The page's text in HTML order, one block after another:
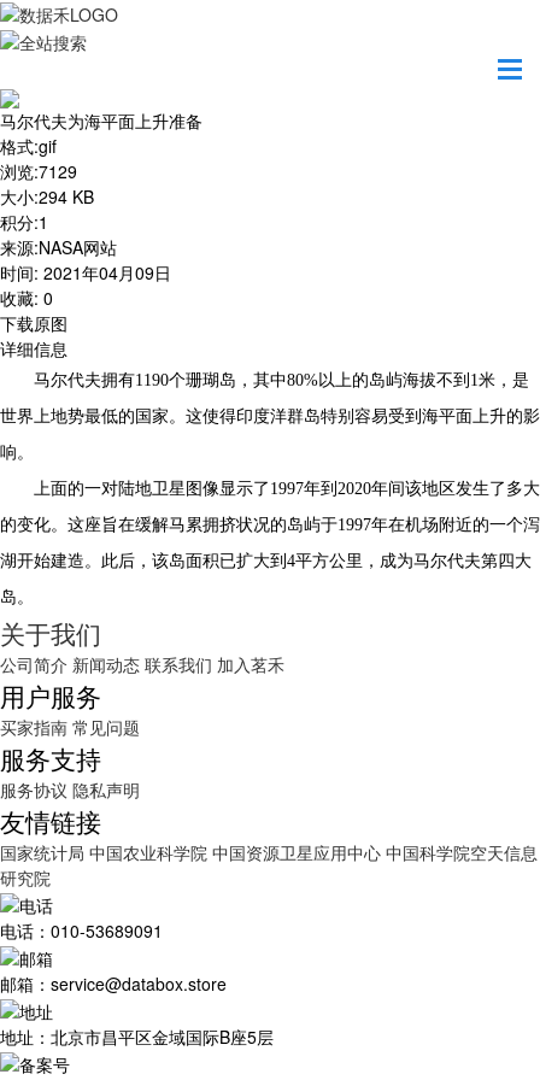
马尔代夫为海平面上升准备
格式:gif
浏览:7129
大小:294 KB
积分:1
来源:NASA网站
时间: 2021年04月09日
收藏: 0
下载原图
详细信息
马尔代夫拥有1190个珊瑚岛，其中80%以上的岛屿海拔不到1米，是
世界上地势最低的国家。这使得印度洋群岛特别容易受到海平面上升的影
响。
上面的一对陆地卫星图像显示了1997年到2020年间该地区发生了多大
的变化。这座旨在缓解马累拥挤状况的岛屿于1997年在机场附近的一个泻
湖开始建造。此后，该岛面积已扩大到4平方公里，成为马尔代夫第四大
岛。
关于我们
公司简介 新闻动态 联系我们 加入茗禾
用户服务
买家指南 常见问题
服务支持
服务协议 隐私声明
友情链接
国家统计局 中国农业科学院 中国资源卫星应用中心 中国科学院空天信息
研究院
电话：010-53689091
邮箱：service@databox.store
地址：北京市昌平区金域国际B座5层